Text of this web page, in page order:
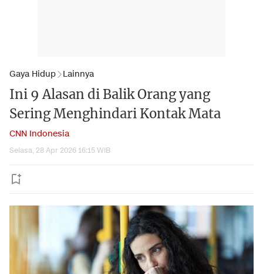
Gaya Hidup Lainnya
Ini 9 Alasan di Balik Orang yang
Sering Menghindari Kontak Mata
CNN Indonesia
Selasa, 28 Apr 2026 16:15 WIB